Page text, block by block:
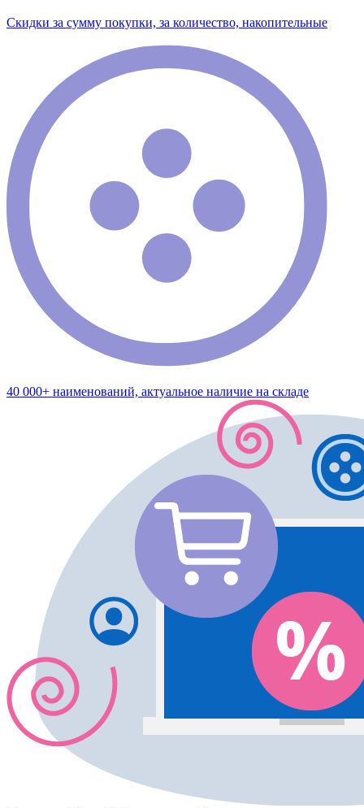
Скидки за сумму покупки, за количество, накопительные
40 000+ наименований, актуальное наличие на складе